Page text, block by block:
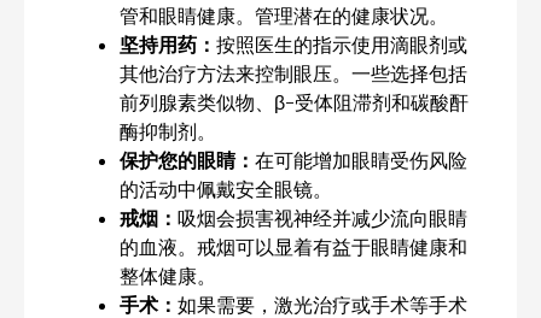
管和眼睛健康。管理潜在的健康状况。
坚持用药： 按照医生的指示使用滴眼剂或
其他治疗方法来控制眼压。一些选择包括
前列腺素类似物、β-受体阻滞剂和碳酸酐
酶抑制剂。
保护您的眼睛： 在可能增加眼睛受伤风险
的活动中佩戴安全眼镜。
戒烟： 吸烟会损害视神经并减少流向眼睛
的血液。戒烟可以显着有益于眼睛健康和
整体健康。
手术： 如果需要，激光治疗或手术等手术